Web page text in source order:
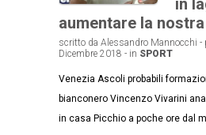
aumentare la
scritto da Alessandro Mannocchi -
Dicembre 2018 - in SPORT
Venezia Ascoli probabili
bianconero Vincenzo Vivarini
in casa Picchio a poche ore dal